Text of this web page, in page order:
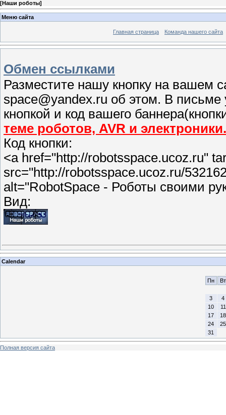
[Наши роботы]
Меню сайта
Главная страница Команда нашего сайта
Обмен ссылками
Разместите нашу кнопку на вашем
space@yandex.ru об этом. В
кнопкой и код вашего
теме роботов, AVR и электроники.
Код кнопки:
<a href="http://robotsspace.ucoz.ru"
src="http://robotsspace.ucoz.ru/
alt="RobotSpace - Роботы своими
Вид:
Calendar
Пн
Вт
3
4
10
11
17
18
24
25
31
Полная версия сайта